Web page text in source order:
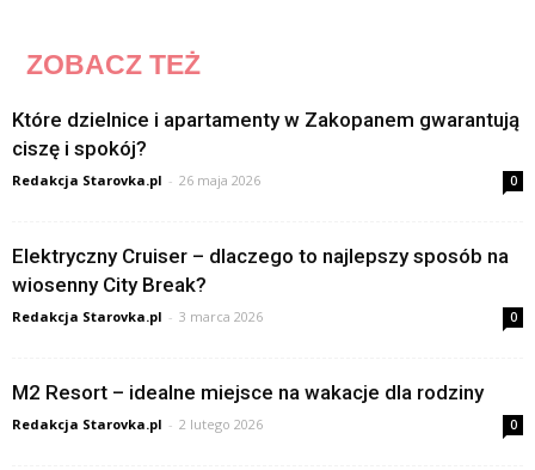
ZOBACZ TEŻ
Które dzielnice i apartamenty w Zakopanem gwarantują
ciszę i spokój?
Redakcja Starovka.pl - 26 maja 2026 0
Elektryczny Cruiser – dlaczego to najlepszy sposób na
wiosenny City Break?
Redakcja Starovka.pl - 3 marca 2026 0
M2 Resort – idealne miejsce na wakacje dla rodziny
Redakcja Starovka.pl - 2 lutego 2026 0